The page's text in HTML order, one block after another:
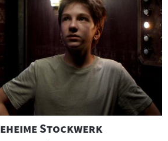
Stockwerk"